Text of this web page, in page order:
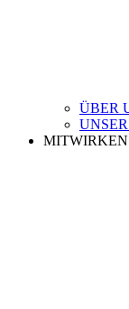
ÜBER
MITWIRKEN